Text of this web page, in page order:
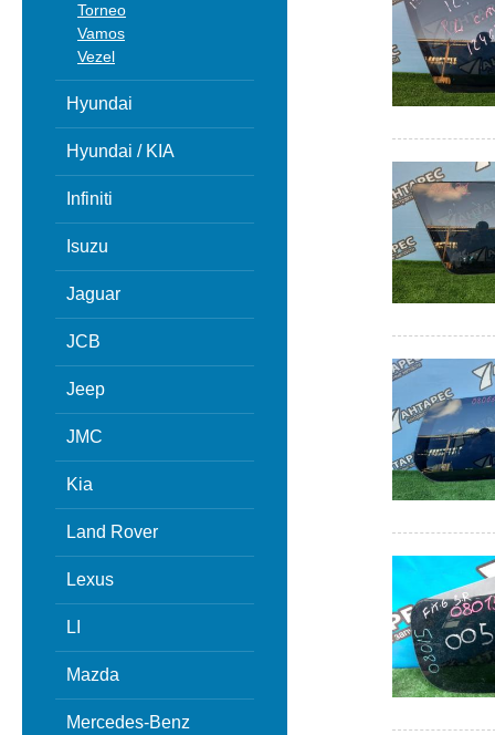
Torneo
Vamos
Vezel
Hyundai
Hyundai / KIA
Infiniti
Isuzu
Jaguar
JCB
Jeep
JMC
Kia
Land Rover
Lexus
LI
Mazda
Mercedes-Benz